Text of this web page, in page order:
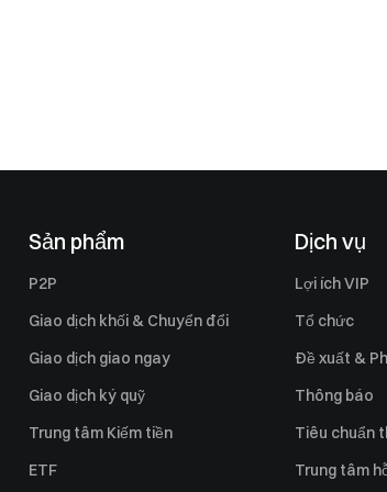
Sản phẩm
P2P
Giao dịch khối & Chuyển đổi
Giao dịch giao ngay
Giao dịch ký quỹ
Trung tâm Kiếm tiền
ETF
Dịch vụ
Lợi ích VIP
Tổ chức
Đề xuất &
Thông báo
Tiêu chuẩn
Trung tâm